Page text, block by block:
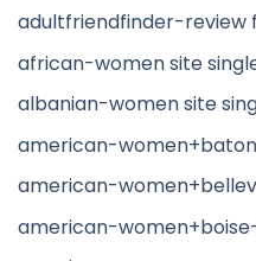
adultfriendfinder-review
african-women site
albanian-women site
american-
american-
american-